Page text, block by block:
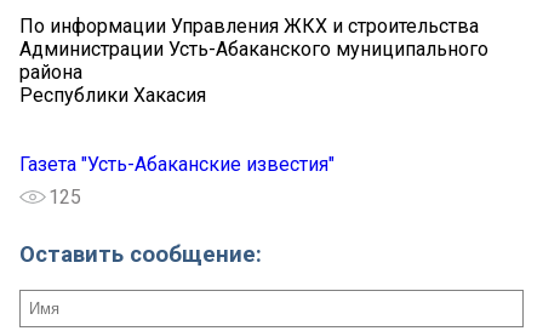
По информации Управления ЖКХ и строительства
Администрации Усть-Абаканского муниципального
района
Республики Хакасия
Газета "Усть-Абаканские известия"
125
Оставить сообщение: